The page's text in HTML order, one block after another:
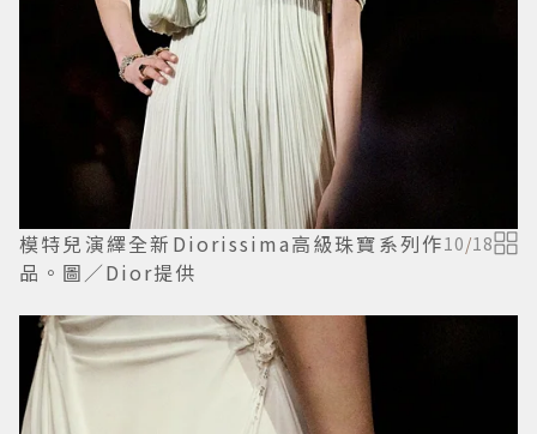
模特兒演繹全新Diorissima高級珠寶系列作
品。圖／Dior提供
10/18